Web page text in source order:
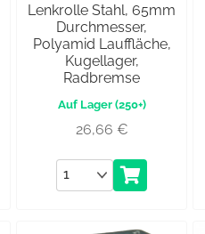
Lenkrolle Stahl, 65mm
Durchmesser,
Polyamid Lauffläche,
Kugellager,
Radbremse
(250+)
26,66 €
Anzahl